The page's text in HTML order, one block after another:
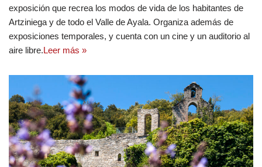
exposición que recrea los modos de vida de los habitantes de
Artziniega y de todo el Valle de Ayala. Organiza además de
exposiciones temporales, y cuenta con un cine y un auditorio al
aire libre.Leer más »